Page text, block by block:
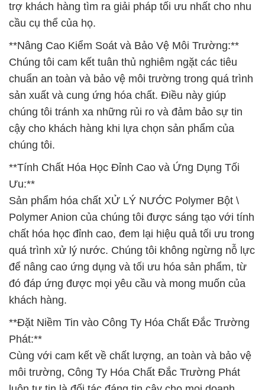
trợ khách hàng tìm ra giải pháp tối ưu nhất cho nhu
cầu cụ thể của họ.
**Nâng Cao Kiểm Soát và Bảo Vệ Môi Trường:**
Chúng tôi cam kết tuân thủ nghiêm ngặt các tiêu
chuẩn an toàn và bảo vệ môi trường trong quá trình
sản xuất và cung ứng hóa chất. Điều này giúp
chúng tôi tránh xa những rủi ro và đảm bảo sự tin
cậy cho khách hàng khi lựa chọn sản phẩm của
chúng tôi.
**Tính Chất Hóa Học Đỉnh Cao và Ứng Dụng Tối
Ưu:**
Sản phẩm hóa chất XỬ LÝ NƯỚC Polymer Bột \
Polymer Anion của chúng tôi được sáng tạo với tính
chất hóa học đỉnh cao, đem lại hiệu quả tối ưu trong
quá trình xử lý nước. Chúng tôi không ngừng nỗ lực
để nâng cao ứng dụng và tối ưu hóa sản phẩm, từ
đó đáp ứng được mọi yêu cầu và mong muốn của
khách hàng.
**Đặt Niềm Tin vào Công Ty Hóa Chất Đắc Trường
Phát:**
Cùng với cam kết về chất lượng, an toàn và bảo vệ
môi trường, Công Ty Hóa Chất Đắc Trường Phát